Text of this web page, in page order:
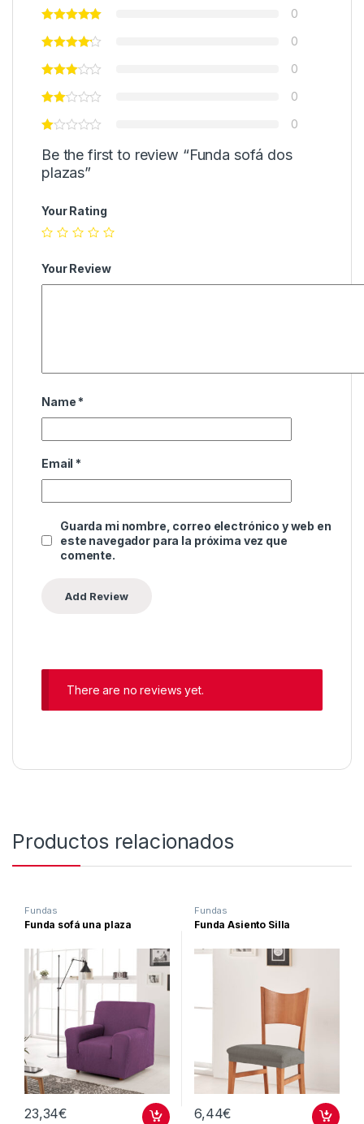
0
0
0
0
0
Be the first to review “Funda sofá dos
plazas”
Your Rating
Your Review
Name *
Email *
Guarda mi nombre, correo electrónico y web en
este navegador para la próxima vez que
comente.
There are no reviews yet.
Productos relacionados
Fundas
Funda sofá una plaza
23,34€
Fundas
Funda Asiento Silla
6,44€